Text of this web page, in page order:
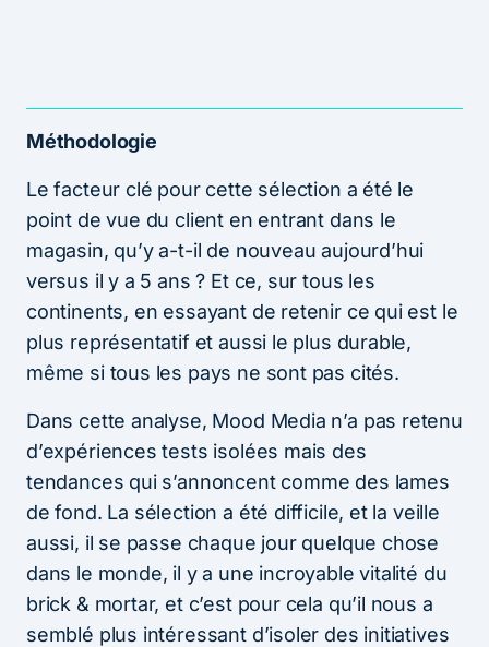
Méthodologie
Le facteur clé pour cette sélection a été le
point de vue du client en entrant dans le
magasin, qu’y a-t-il de nouveau aujourd’hui
versus il y a 5 ans ? Et ce, sur tous les
continents, en essayant de retenir ce qui est le
plus représentatif et aussi le plus durable,
même si tous les pays ne sont pas cités.
Dans cette analyse, Mood Media n’a pas retenu
d’expériences tests isolées mais des
tendances qui s’annoncent comme des lames
de fond. La sélection a été difficile, et la veille
aussi, il se passe chaque jour quelque chose
dans le monde, il y a une incroyable vitalité du
brick & mortar, et c’est pour cela qu’il nous a
semblé plus intéressant d’isoler des initiatives